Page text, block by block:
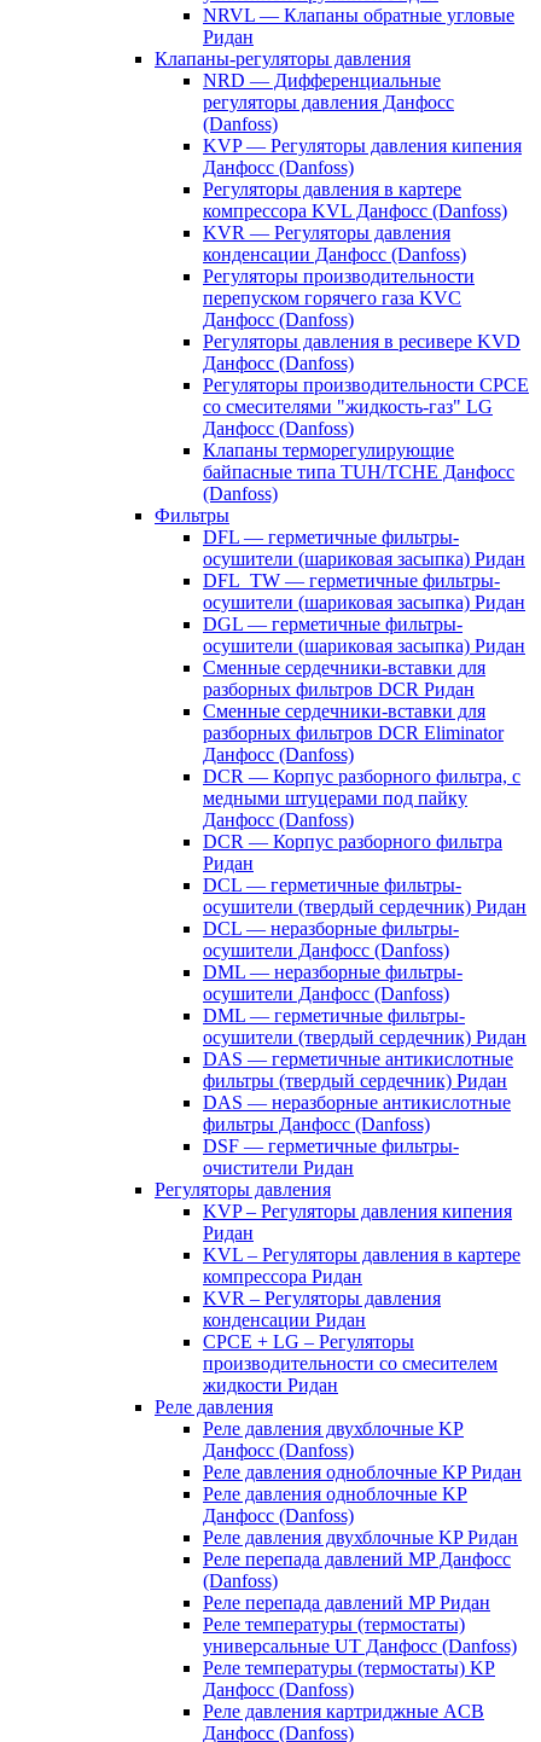
NRVL — Клапаны обратные угловые
Ридан
Клапаны-регуляторы давления
NRD — Дифференциальные
регуляторы давления Данфосс
(Danfoss)
KVP — Регуляторы давления кипения
Данфосс (Danfoss)
Регуляторы давления в картере
компрессора KVL Данфосс (Danfoss)
KVR — Регуляторы давления
конденсации Данфосс (Danfoss)
Регуляторы производительности
перепуском горячего газа KVC
Данфосс (Danfoss)
Регуляторы давления в ресивере KVD
Данфосс (Danfoss)
Регуляторы производительности CPCE
со смесителями "жидкость-газ" LG
Данфосс (Danfoss)
Клапаны терморегулирующие
байпасные типа TUH/TCHE Данфосс
(Danfoss)
Фильтры
DFL — герметичные фильтры-
осушители (шариковая засыпка) Ридан
DFL_TW — герметичные фильтры-
осушители (шариковая засыпка) Ридан
DGL — герметичные фильтры-
осушители (шариковая засыпка) Ридан
Сменные сердечники-вставки для
разборных фильтров DCR Ридан
Сменные сердечники-вставки для
разборных фильтров DCR Eliminator
Данфосс (Danfoss)
DCR — Корпус разборного фильтра, с
медными штуцерами под пайку
Данфосс (Danfoss)
DCR — Корпус разборного фильтра
Ридан
DCL — герметичные фильтры-
осушители (твердый сердечник) Ридан
DCL — неразборные фильтры-
осушители Данфосс (Danfoss)
DML — неразборные фильтры-
осушители Данфосс (Danfoss)
DML — герметичные фильтры-
осушители (твердый сердечник) Ридан
DAS — герметичные антикислотные
фильтры (твердый сердечник) Ридан
DAS — неразборные антикислотные
фильтры Данфосс (Danfoss)
DSF — герметичные фильтры-
очистители Ридан
Регуляторы давления
KVP – Регуляторы давления кипения
Ридан
KVL – Регуляторы давления в картере
компрессора Ридан
KVR – Регуляторы давления
конденсации Ридан
CPCE + LG – Регуляторы
производительности со смесителем
жидкости Ридан
Реле давления
Реле давления двухблочные KP
Данфосс (Danfoss)
Реле давления одноблочные KP Ридан
Реле давления одноблочные KP
Данфосс (Danfoss)
Реле давления двухблочные KP Ридан
Реле перепада давлений MP Данфосс
(Danfoss)
Реле перепада давлений MP Ридан
Реле температуры (термостаты)
универсальные UT Данфосс (Danfoss)
Реле температуры (термостаты) KP
Данфосс (Danfoss)
Реле давления картриджные ACB
Данфосс (Danfoss)